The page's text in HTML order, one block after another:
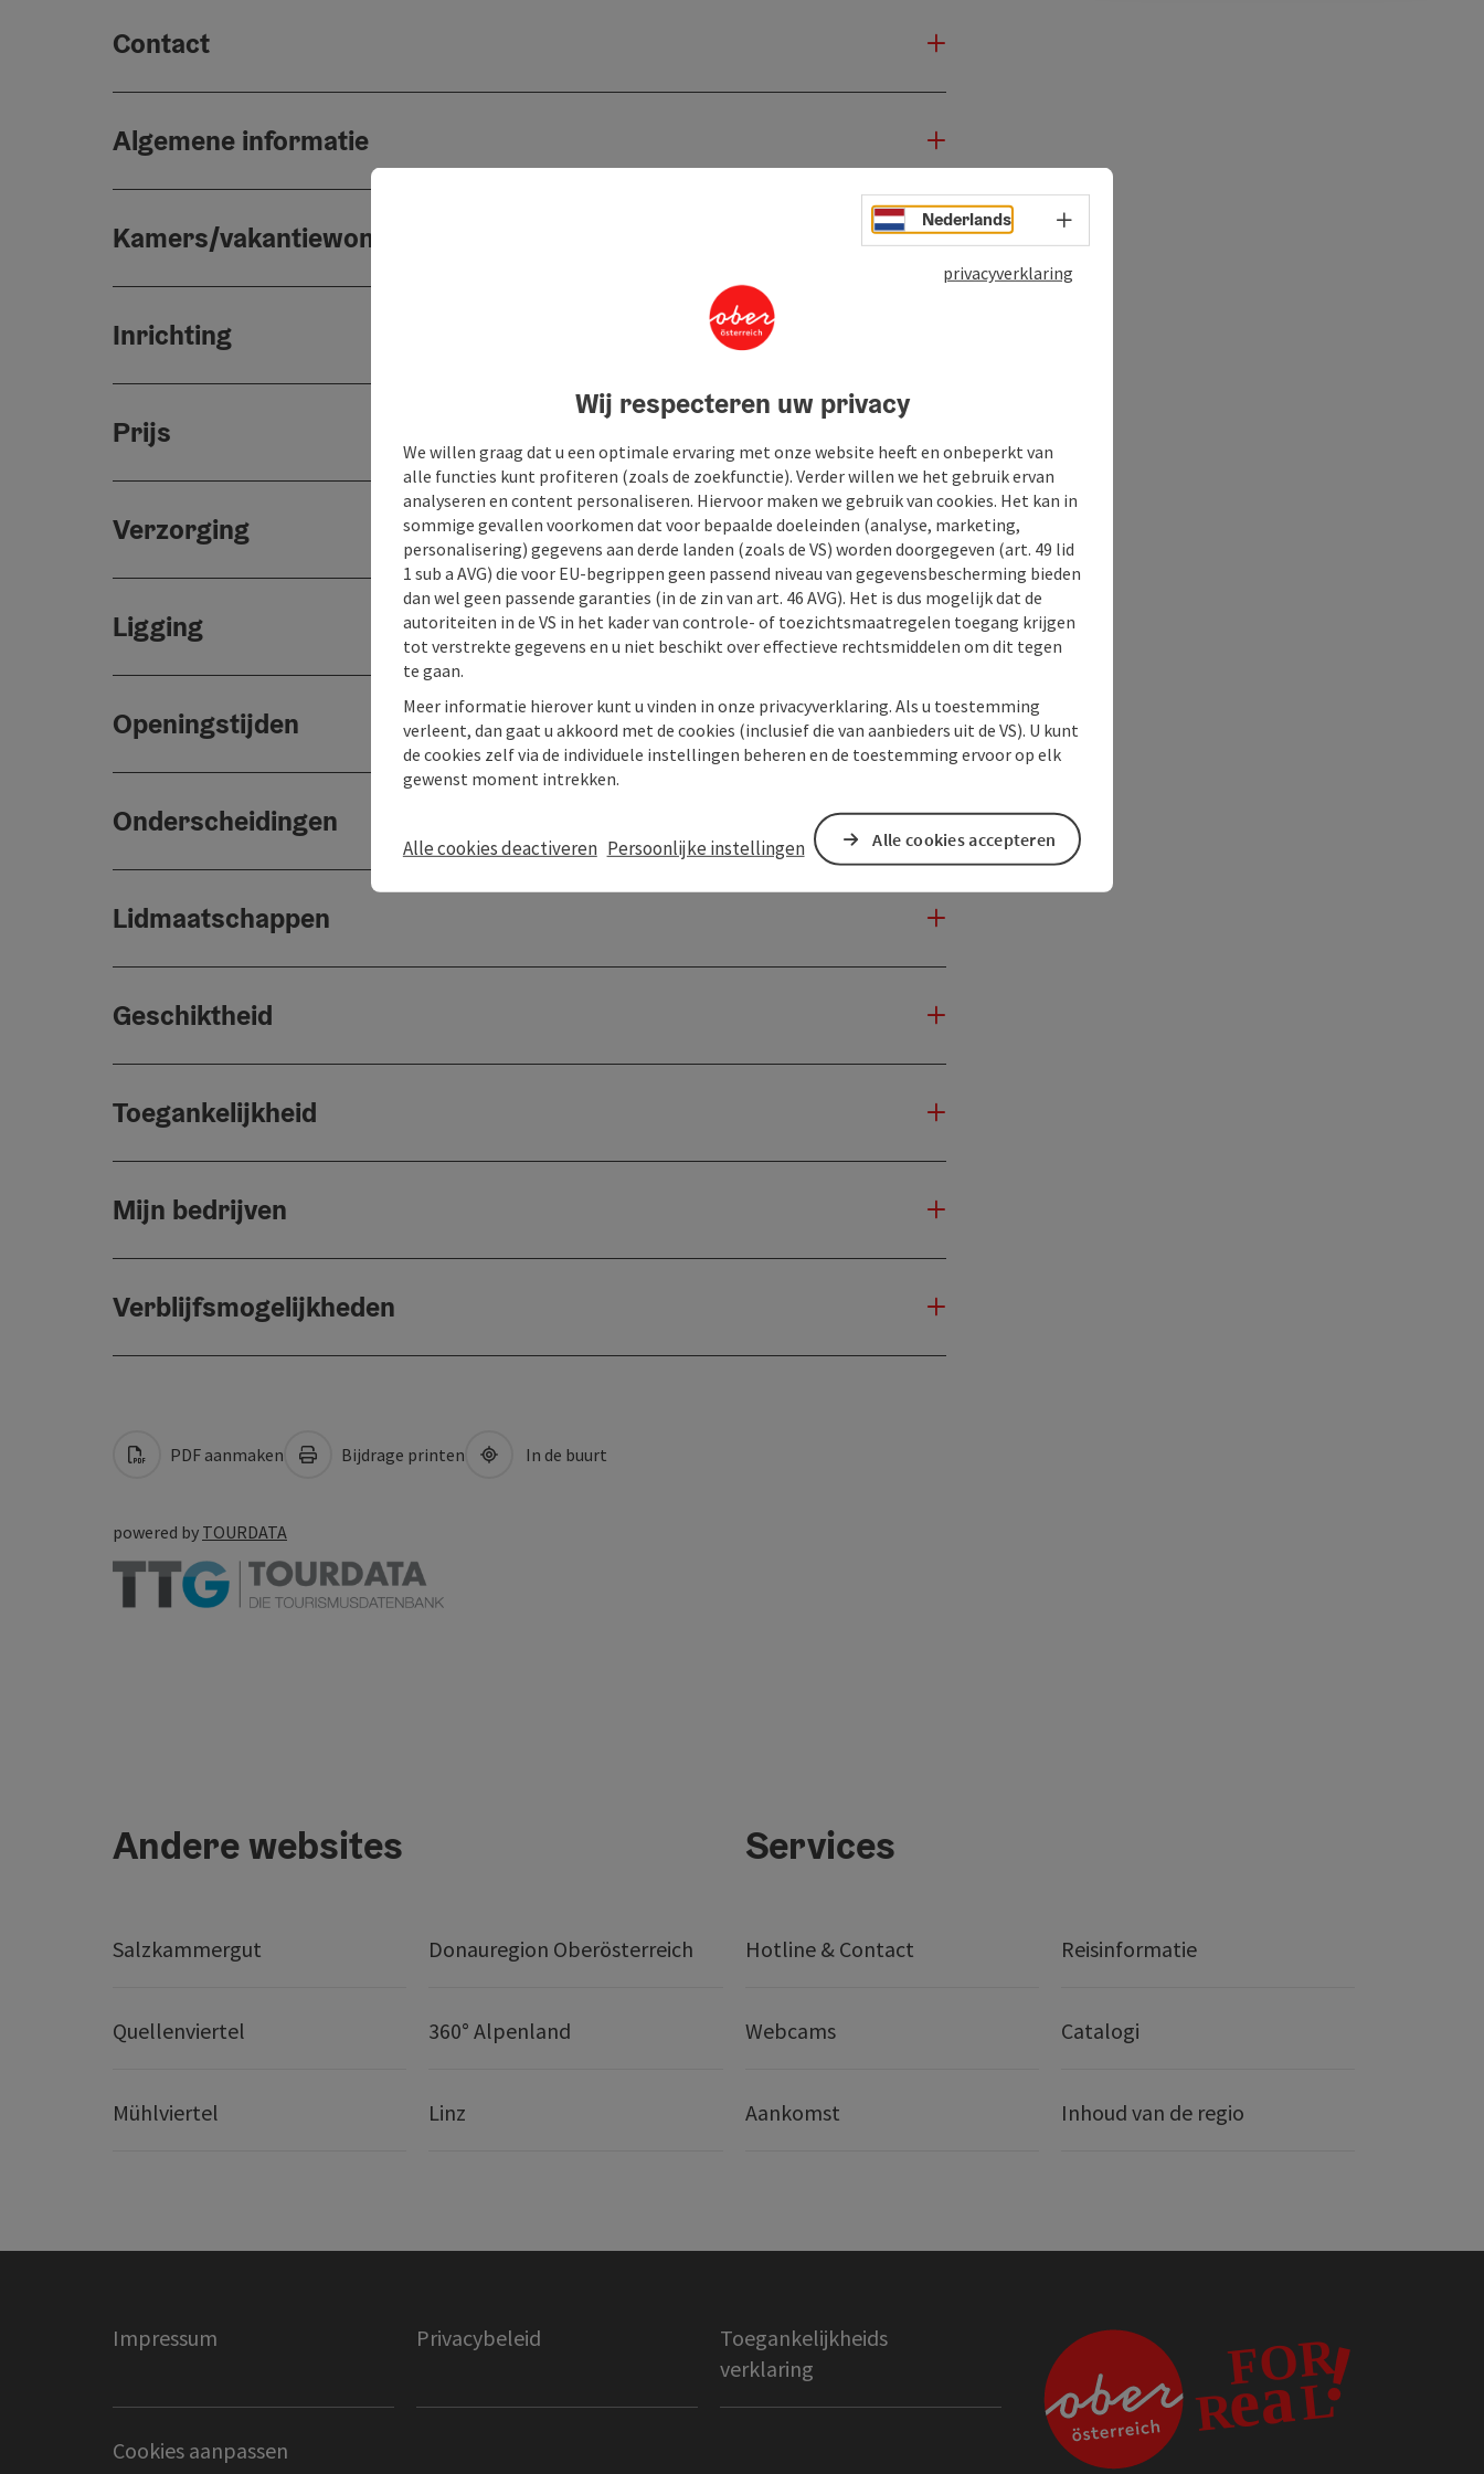
Contact
Algemene informatie
Kamers/vakantiewoningen
Inrichting
Prijs
Verzorging
Ligging
Openingstijden
Onderscheidingen
Lidmaatschappen
Geschiktheid
Toegankelijkheid
Mijn bedrijven
Verblijfsmogelijkheden
PDF aanmaken Bijdrage printen In de buurt
powered by TOURDATA
Andere websites
Salzkammergut Donauregion Oberösterreich
Quellenviertel 360° Alpenland
Mühlviertel Linz
Services
Hotline & Contact Reisinformatie
Webcams Catalogi
Aankomst Inhoud van de regio
Impressum Privacybeleid
Toegankelijkheids
verklaring
Cookies aanpassen
Nederlands Taalkeuze - menu openen
privacyverklaring
Wij respecteren uw privacy
We willen graag dat u een optimale ervaring met onze website heeft en onbeperkt van
alle functies kunt profiteren (zoals de zoekfunctie). Verder willen we het gebruik ervan
analyseren en content personaliseren. Hiervoor maken we gebruik van cookies. Het kan in
sommige gevallen voorkomen dat voor bepaalde doeleinden (analyse, marketing,
personalisering) gegevens aan derde landen (zoals de VS) worden doorgegeven (art. 49 lid
1 sub a AVG) die voor EU-begrippen geen passend niveau van gegevensbescherming bieden
dan wel geen passende garanties (in de zin van art. 46 AVG). Het is dus mogelijk dat de
autoriteiten in de VS in het kader van controle- of toezichtsmaatregelen toegang krijgen
tot verstrekte gegevens en u niet beschikt over effectieve rechtsmiddelen om dit tegen
te gaan.
Meer informatie hierover kunt u vinden in onze privacyverklaring. Als u toestemming
verleent, dan gaat u akkoord met de cookies (inclusief die van aanbieders uit de VS). U kunt
de cookies zelf via de individuele instellingen beheren en de toestemming ervoor op elk
gewenst moment intrekken.
Alle cookies deactiveren Persoonlijke instellingen Alle cookies accepteren